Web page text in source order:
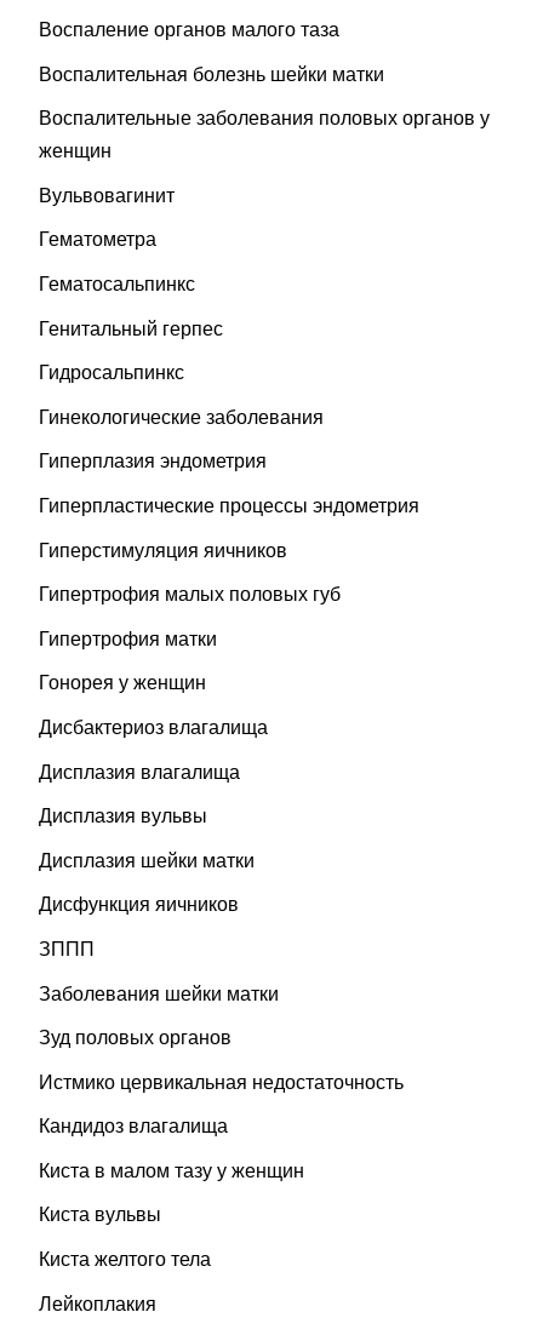
Воспаление органов малого таза
Воспалительная болезнь шейки матки
Воспалительные заболевания половых органов у
женщин
Вульвовагинит
Гематометра
Гематосальпинкс
Генитальный герпес
Гидросальпинкс
Гинекологические заболевания
Гиперплазия эндометрия
Гиперпластические процессы эндометрия
Гиперстимуляция яичников
Гипертрофия малых половых губ
Гипертрофия матки
Гонорея у женщин
Дисбактериоз влагалища
Дисплазия влагалища
Дисплазия вульвы
Дисплазия шейки матки
Дисфункция яичников
ЗППП
Заболевания шейки матки
Зуд половых органов
Истмико цервикальная недостаточность
Кандидоз влагалища
Киста в малом тазу у женщин
Киста вульвы
Киста желтого тела
Лейкоплакия